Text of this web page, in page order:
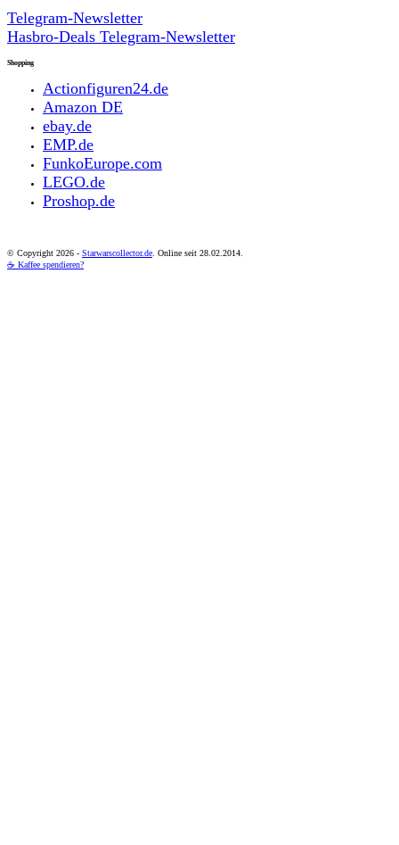
Telegram-Newsletter
Hasbro-Deals Telegram-Newsletter
Shopping
Actionfiguren24.de
Amazon DE
ebay.de
EMP.de
FunkoEurope.com
LEGO.de
Proshop.de
© Copyright 2026 - Starwarscollector.de . Online seit 28.02.2014.
☕ Kaffee spendieren?